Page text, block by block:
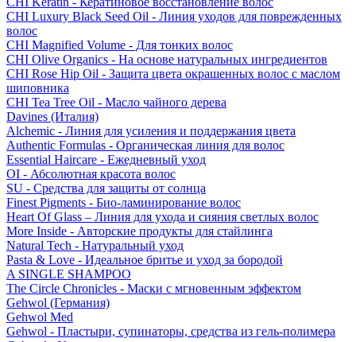
CHI Luxury Black Seed Oil - Линия уходов для поврежденных
волос
CHI Magnified Volume - Для тонких волос
CHI Olive Organics - На основе натуральных ингредиентов
CHI Rose Hip Oil - Защита цвета окрашенных волос с маслом
шиповника
CHI Tea Tree Oil - Масло чайного дерева
Davines (Италия)
Alchemic - Линия для усиления и поддержания цвета
Authentic Formulas - Органическая линия для волос
Essential Haircare - Eжедневный уход
OI - Абсолютная красота волос
SU - Средства для защиты от солнца
Finest Pigments - Био-ламинирование волос
Heart Of Glass – Линия для ухода и сияния светлых волос
More Inside - Авторские продукты для стайлинга
Natural Tech - Натуральный уход
Pasta & Love - Идеальное бритье и уход за бородой
A SINGLE SHAMPOO
The Circle Chronicles - Маски с мгновенным эффектом
Gehwol (Германия)
Gehwol Med
Gehwol - Пластыри, супинаторы, средства из гель-полимера